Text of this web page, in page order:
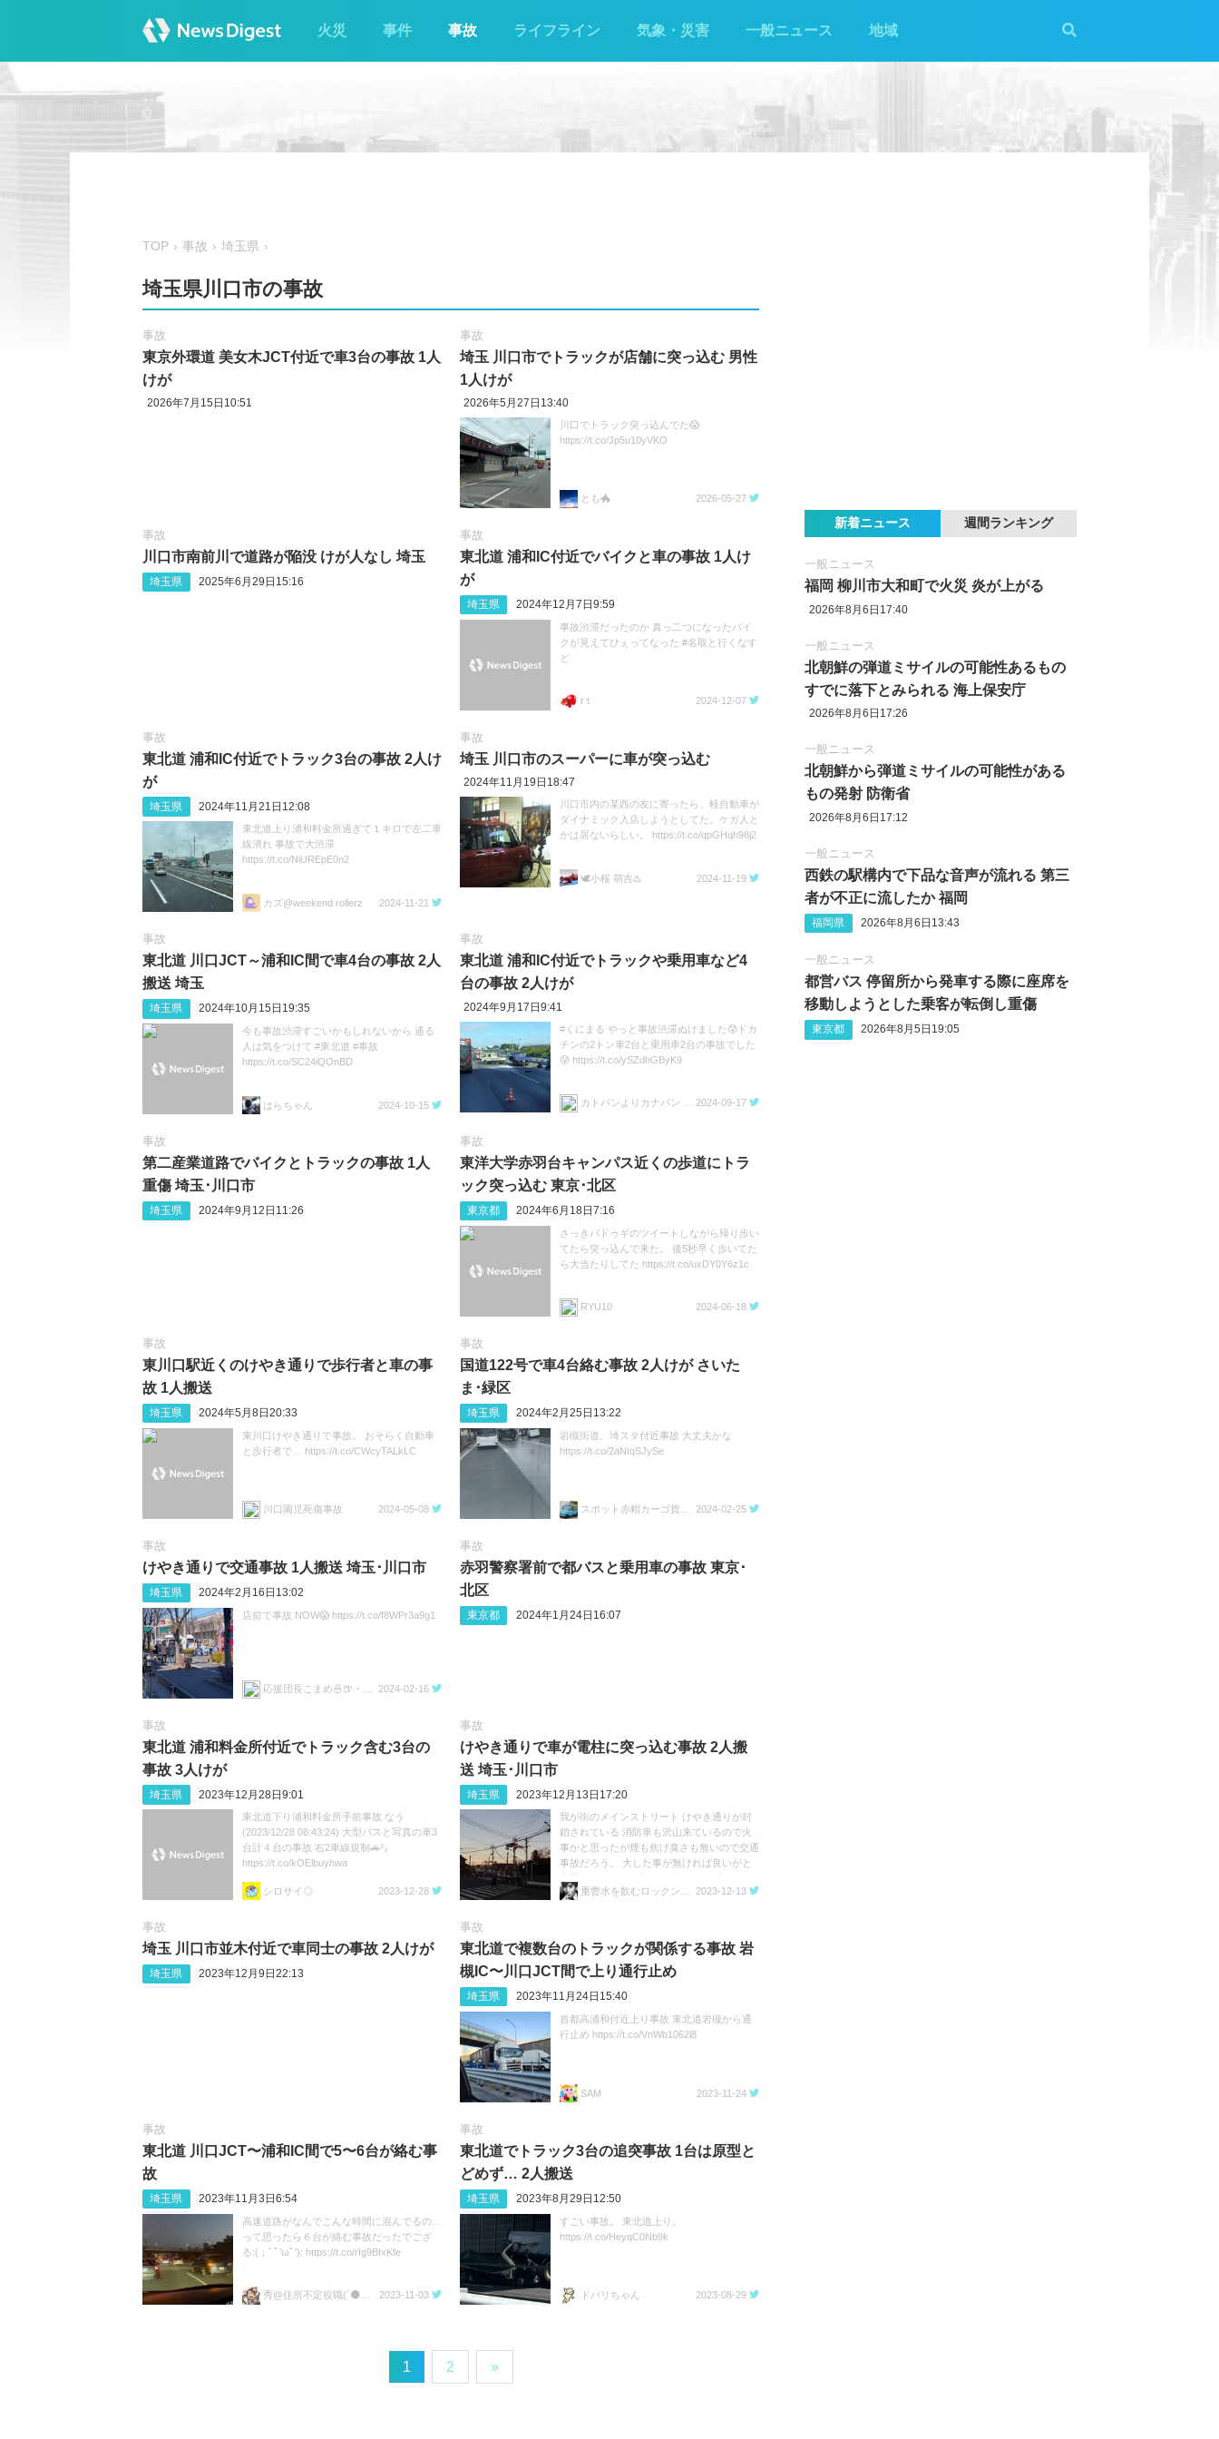
火災 事件 事故 ライフライン 気象・災害 一般ニュース 地域
TOP 事故 埼玉県
埼玉県川口市の事故
事故
東京外環道 美女木JCT付近で車3台の事故 1人
けが
2026年7月15日10:51
事故
埼玉 川口市でトラックが店舗に突っ込む 男性
1人けが
2026年5月27日13:40
川口でトラック突っ込んでた😱
https://t.co/Jp5u10yVKO
とも🐲 2026-05-27
事故
川口市南前川で道路が陥没 けが人なし 埼玉
埼玉県 2025年6月29日15:16
事故
東北道 浦和IC付近でバイクと車の事故 1人け
が
埼玉県 2024年12月7日9:59
事故渋滞だったのか 真っ二つになったバイ
クが見えてひぇってなった #名取と行くなす
ど
r t 2024-12-07
事故
東北道 浦和IC付近でトラック3台の事故 2人け
が
埼玉県 2024年11月21日12:08
東北道上り浦和料金所過ぎて１キロで左二車
線潰れ 事故で大渋滞
https://t.co/NiUREpE0n2
カズ@weekend rollerz 2024-11-21
事故
埼玉 川口市のスーパーに車が突っ込む
2024年11月19日18:47
川口市内の某西の友に寄ったら、軽自動車が
ダイナミック入店しようとしてた。ケガ人と
かは居ないらしい。 https://t.co/qpGHqh98j2
🕊️小桜 萌吉♨️ 2024-11-19
事故
東北道 川口JCT～浦和IC間で車4台の事故 2人
搬送 埼玉
埼玉県 2024年10月15日19:35
今も事故渋滞すごいかもしれないから 通る
人は気をつけて #東北道 #事故
https://t.co/SC24iQOnBD
はらちゃん 2024-10-15
事故
東北道 浦和IC付近でトラックや乗用車など4
台の事故 2人けが
2024年9月17日9:41
#くにまる やっと事故渋滞ぬけました😰ドカ
チンの2トン車2台と乗用車2台の事故でした
😰 https://t.co/ySZdhGByK9
2024-09-17
事故
第二産業道路でバイクとトラックの事故 1人
重傷 埼玉･川口市
埼玉県 2024年9月12日11:26
事故
東洋大学赤羽台キャンパス近くの歩道にトラ
ック突っ込む 東京･北区
東京都 2024年6月18日7:16
さっきバドゥギのツイートしながら帰り歩い
てたら突っ込んで来た。 後5秒早く歩いてた
ら大当たりしてた https://t.co/uxDY0Y6z1c
RYU10 2024-06-18
事故
東川口駅近くのけやき通りで歩行者と車の事
故 1人搬送
埼玉県 2024年5月8日20:33
東川口けやき通りで事故。 おそらく自動車
と歩行者で… https://t.co/CWcyTALkLC
川口園児死傷事故 2024-05-08
事故
国道122号で車4台絡む事故 2人けが さいた
ま･緑区
埼玉県 2024年2月25日13:22
岩槻街道、埼スタ付近事故 大丈夫かな
https://t.co/2aNIqSJySe
スポット赤帽カーゴ貨物運送 2024-02-25
事故
けやき通りで交通事故 1人搬送 埼玉‪･‬川口市
埼玉県 2024年2月16日13:02
店前で事故 NOW😱 https://t.co/f8WPr3a9g1
2024-02-16
事故
赤羽警察署前で都バスと乗用車の事故 東京･
北区
東京都 2024年1月24日16:07
事故
東北道 浦和料金所付近でトラック含む3台の
事故 3人けが
埼玉県 2023年12月28日9:01
東北道下り浦和料金所手前事故 なう
(2023/12/28 08:43:24) 大型バスと写真の車3
台計４台の事故 右2車線規制🚗³₃
https://t.co/kOElbuyhwa
シロサイ◎ 2023-12-28
事故
けやき通りで車が電柱に突っ込む事故 2人搬
送 埼玉･川口市
埼玉県 2023年12月13日17:20
我が街のメインストリート けやき通りが封
鎖されている 消防車も沢山来ているので火
事かと思ったが煙も焦げ臭さも無いので交通
事故だろう。 大した事が無ければ良いがと
ムを食べてコーヒーを飲み ウインナーコー
2023-12-13
事故
埼玉 川口市並木付近で車同士の事故 2人けが
埼玉県 2023年12月9日22:13
事故
東北道で複数台のトラックが関係する事故 岩
槻IC〜川口JCT間で上り通行止め
埼玉県 2023年11月24日15:40
首都高浦和付近上り事故 東北道岩槻から通
行止め https://t.co/VnWb1062l8
SAM 2023-11-24
事故
東北道 川口JCT〜浦和IC間で5〜6台が絡む事
故
埼玉県 2023年11月3日6:54
高速道路がなんでこんな時間に混んでるの…
って思ったら６台が絡む事故だったでござ
る:(；ﾞﾟ'ωﾟ'): https://t.co/rIg9BIxKfe
2023-11-03
事故
東北道でトラック3台の追突事故 1台は原型と
どめず… 2人搬送
埼玉県 2023年8月29日12:50
すごい事故。 東北道上り。
https://t.co/HeyqC0Nb9k
ドバリちゃん 2023-08-29
1 2 »
新着ニュース 週間ランキング
一般ニュース
福岡 柳川市大和町で火災 炎が上がる
2026年8月6日17:40
一般ニュース
北朝鮮の弾道ミサイルの可能性あるもの
すでに落下とみられる 海上保安庁
2026年8月6日17:26
一般ニュース
北朝鮮から弾道ミサイルの可能性がある
もの発射 防衛省
2026年8月6日17:12
一般ニュース
西鉄の駅構内で下品な音声が流れる 第三
者が不正に流したか 福岡
福岡県 2026年8月6日13:43
一般ニュース
都営バス 停留所から発車する際に座席を
移動しようとした乗客が転倒し重傷
東京都 2026年8月5日19:05